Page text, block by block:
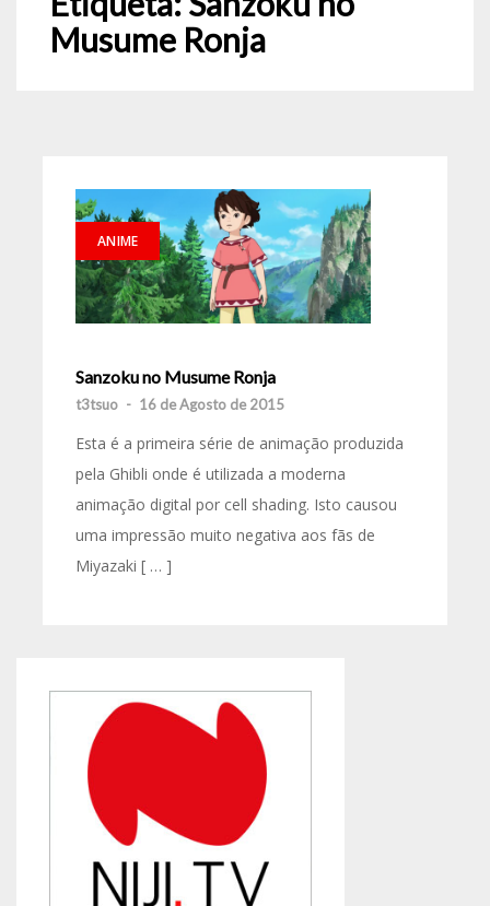
Musume Ronja
ANIME
Sanzoku no Musume Ronja
t3tsuo - 16 de Agosto de 2015
Esta é a primeira série de animação produzida
pela Ghibli onde é utilizada a moderna
animação digital por cell shading. Isto causou
uma impressão muito negativa aos fãs de
Miyazaki [ … ]